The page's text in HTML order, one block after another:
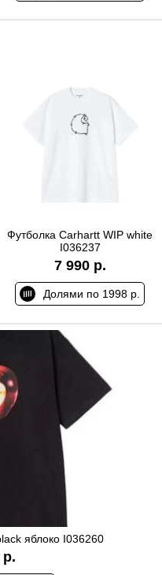
Футболка Carhartt WIP white
I036237
7 990 р.
Долями по 1998 р.
яблоко I036260
р.